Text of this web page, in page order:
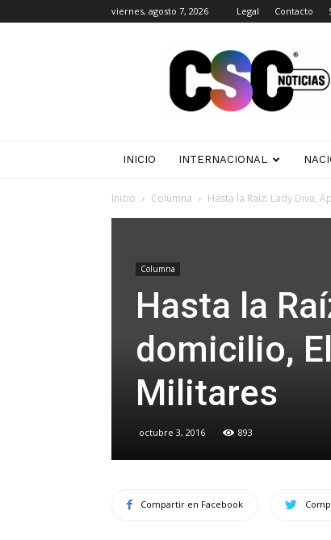
viernes, agosto 7, 2026 Legal Contacto
Noticias
INICIO INTERNACIONAL
Inicio Columna Hasta la Raíz: Lady Diva,
Columna
Hasta la
domicilio,
Militares
octubre 3, 2016 893
Compartir en Facebook